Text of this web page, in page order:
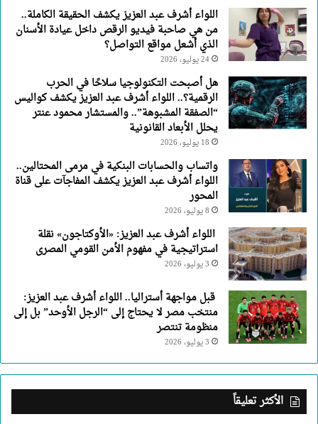
اللواء أشرف عبد العزيز يكشف الحقيقة الكاملة..
من هي صاحبة فيديو الرقص داخل عيادة الأسنان
الذي أشعل مواقع التواصل؟
24 يوليو، 2026
هل أصبحت التكنولوجيا سلاحًا في الحرب
الرقمية؟.. اللواء أشرف عبد العزيز يكشف كواليس
“الصفقة المشبوهة”.. والمستشار محمود عنتر
يحلل الأبعاد القانونية
18 يوليو، 2026
واتساب والحسابات البنكية في مرمى المحتالين..
اللواء أشرف عبد العزيز يكشف المفاجآت على قناة
المحور
8 يوليو، 2026
اللواء أشرف عبد العزيز: «الأوكتاجون» نقلة
استراتيجية في مفهوم الأمن القومي المصرى
3 يوليو، 2026
قبل مواجهة أستراليا.. اللواء أشرف عبد العزيز:
منتخب مصر لا يحتاج إلى “الرجل الأوحد” بل إلى
منظومة تنتصر
3 يوليو، 2026
الأكثر تعليقاً